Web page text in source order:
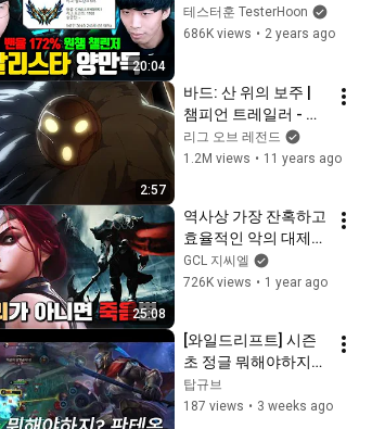
20:04
인초대석 [테스터훈]
테스터훈 TesterHoon
686K views • 2 years ago
2:57
바드: 산 위의 보주 |
챔피언 트레일러 - 리
그 오브 레전드
리그 오브 레전드
1.2M views • 11 years ago
25:08
역사상 가장 잔혹하고
효율적인 악의 대제국
【롤 녹서스 스토리
한눈에 보기】
GCL 지씨엘
726K views • 1 year ago
[와일드리프트] 시즌
초 정글 뭐해야하지?
1편 판테온 해보기 |
전시즌 그마 정글러
탑규브
187 views • 3 weeks ago